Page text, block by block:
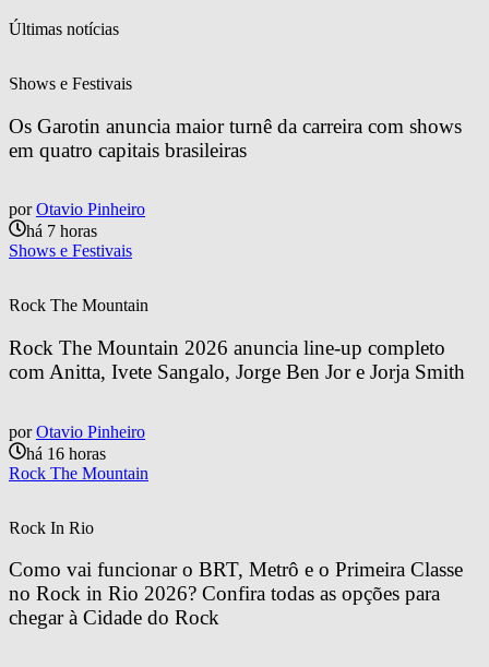
Últimas notícias
Shows e Festivais
Os Garotin anuncia maior turnê da carreira com shows
em quatro capitais brasileiras
por Otavio Pinheiro
há 7 horas
Shows e Festivais
Rock The Mountain
Rock The Mountain 2026 anuncia line-up completo
com Anitta, Ivete Sangalo, Jorge Ben Jor e Jorja Smith
por Otavio Pinheiro
há 16 horas
Rock The Mountain
Rock In Rio
Como vai funcionar o BRT, Metrô e o Primeira Classe
no Rock in Rio 2026? Confira todas as opções para
chegar à Cidade do Rock